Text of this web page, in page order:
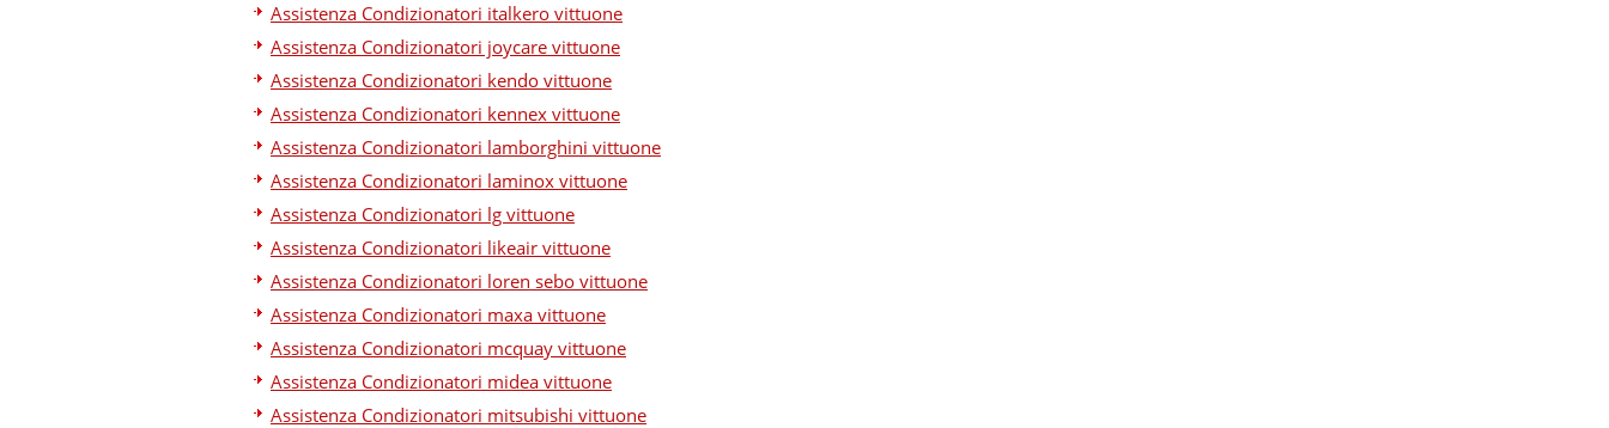
Assistenza Condizionatori italkero vittuone
Assistenza Condizionatori joycare vittuone
Assistenza Condizionatori kendo vittuone
Assistenza Condizionatori kennex vittuone
Assistenza Condizionatori lamborghini vittuone
Assistenza Condizionatori laminox vittuone
Assistenza Condizionatori lg vittuone
Assistenza Condizionatori likeair vittuone
Assistenza Condizionatori loren sebo vittuone
Assistenza Condizionatori maxa vittuone
Assistenza Condizionatori mcquay vittuone
Assistenza Condizionatori midea vittuone
Assistenza Condizionatori mitsubishi vittuone